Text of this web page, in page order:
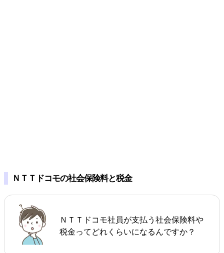
ＮＴＴドコモの社会保険料と税金
ＮＴＴドコモ社員が支払う社会保険料や
税金ってどれくらいになるんですか？